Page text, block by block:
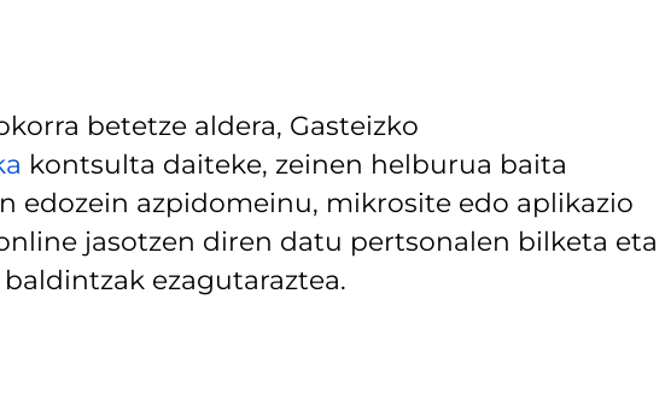
betetze aldera, Gasteizko
kontsulta daiteke, zeinen helburua baita
edozein azpidomeinu, mikrosite edo aplikazio
jasotzen diren datu pertsonalen bilketa eta
ezagutaraztea.